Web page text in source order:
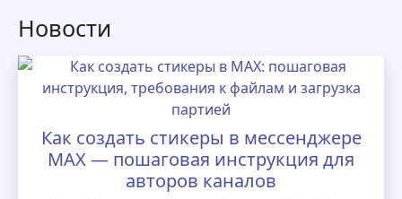
Новости
Как создать стикеры в мессенджере
MAX — пошаговая инструкция для
авторов каналов